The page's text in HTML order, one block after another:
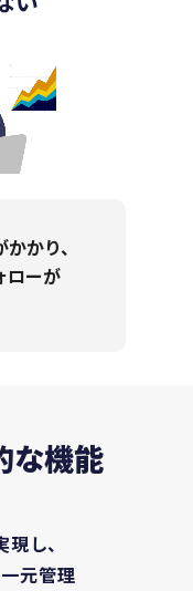
かり、
ローが
な機能
し、
元管理